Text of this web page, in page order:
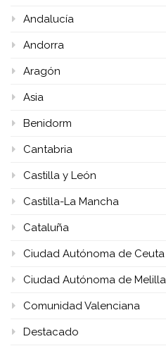
Andalucía
Andorra
Aragón
Asia
Benidorm
Cantabria
Castilla y León
Castilla-La Mancha
Cataluña
Ciudad Autónoma de Ceuta
Ciudad Autónoma de Melilla
Comunidad Valenciana
Destacado